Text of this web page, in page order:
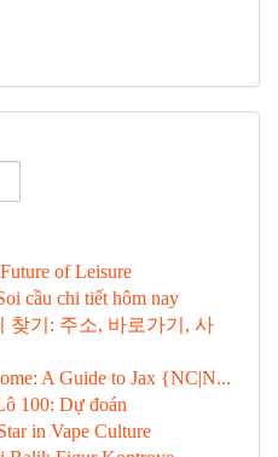
of Leisure
cầu chi tiết hôm nay
찾기: 주소, 바로가기, 사
A Guide to Jax {NC|N...
100: Dự đoán
in Vape Culture